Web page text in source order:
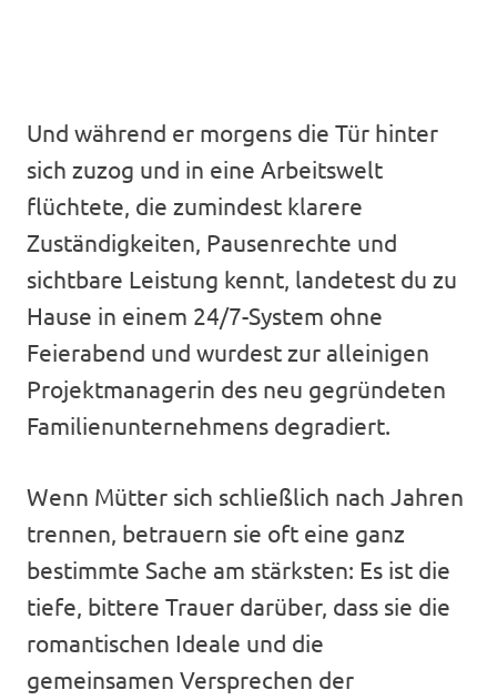
Und während er morgens die Tür hinter
sich zuzog und in eine Arbeitswelt
flüchtete, die zumindest klarere
Zuständigkeiten, Pausenrechte und
sichtbare Leistung kennt, landetest du zu
Hause in einem 24/7-System ohne
Feierabend und wurdest zur alleinigen
Projektmanagerin des neu gegründeten
Familienunternehmens degradiert.
Wenn Mütter sich schließlich nach Jahren
trennen, betrauern sie oft eine ganz
bestimmte Sache am stärksten: Es ist die
tiefe, bittere Trauer darüber, dass sie die
romantischen Ideale und die
gemeinsamen Versprechen der